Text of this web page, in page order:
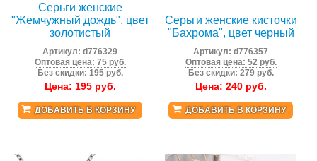
Серьги женские
"Жемчужный дождь", цвет
золотистый
Артикул:d776329
Оптовая цена: 75 руб.
Без скидки: 195 руб.
Цена: 195руб.
ДОБАВИТЬ В КОРЗИНУ
Серьги женские кисточки
"Бахрома", цвет черный
Артикул:d776357
Оптовая цена: 52 руб.
Без скидки: 279 руб.
Цена: 240руб.
ДОБАВИТЬ В КОРЗИНУ